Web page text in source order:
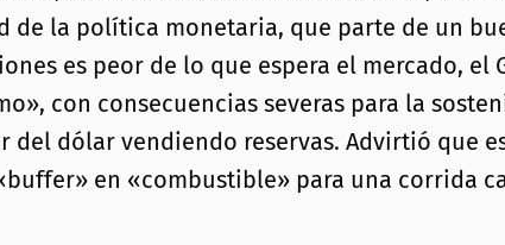
la política monetaria, que parte de un
es peor de lo que espera el mercado,
con consecuencias severas para la
del dólar vendiendo reservas. Advirtió que
en «combustible» para una corrida